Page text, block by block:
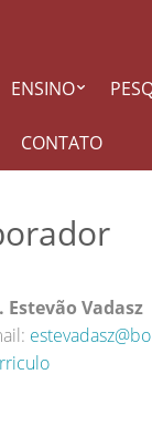
ENSINO
CONTATO
Estevão Vadasz